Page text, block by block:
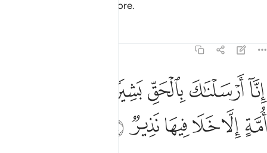
Tu non sei che un ammonitore.
انا ارسلناك بالحق بشيرا ونذيرا وان من امة الا خلا فيها نذير ٢٤
إِنَّآ أَرْسَلْنَـٰكَ بِٱلْحَقِّ بَشِيرًۭا وَنَذِيرًۭا ۚ وَإِن مِّنْ أُمَّةٍ إِلَّا خَلَا فِيهَا نَذِيرٌۭ
ﱨﱩﱪﱫ
ﱰﱱﱲﱳﱴﱵ